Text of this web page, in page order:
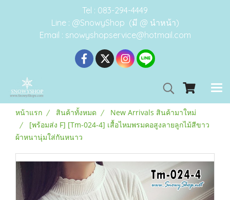
Tel : 083-294-4449
Line : @SnowyShop (มี @ นำหน้า)
Email : snowyshopservice@hotmail.com
หน้าแรก สินค้าทั้งหมด
New Arrivals สินค้ามาใหม่
[พร้อมส่ง F] [Tm-024-4] เสื้อไหมพรมคอสูงลายลูกไม้สีขาว
ผ้าหนานุ่มใส่กันหนาว